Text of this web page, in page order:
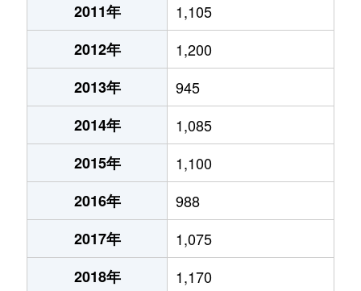
2011年
1,105
2012年
1,200
2013年
945
2014年
1,085
2015年
1,100
2016年
988
2017年
1,075
2018年
1,170